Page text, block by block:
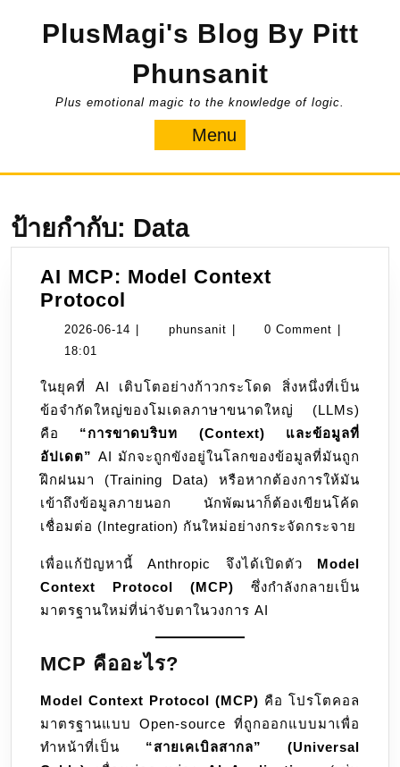
PlusMagi's Blog By Pitt
Phunsanit
Plus emotional magic to the knowledge of logic.
Menu
ป้ายกำกับ: Data
AI MCP: Model Context
Protocol
MCP:
Protocol
2026-06-14 2026- phunsanit phunsanit0 Comment
18:01
ในยุคที่ AI เติบโตอย่างก้าวกระโดด สิ่งหนึ่งที่เป็น
ข้อจำกัดใหญ่ของโมเดลภาษาขนาดใหญ่ (LLMs)
คือ “การขาดบริบท (Context) และข้อมูลที่
อัปเดต” AI มักจะถูกขังอยู่ในโลกของข้อมูลที่มันถูก
ฝึกฝนมา (Training Data) หรือหากต้องการให้มัน
เข้าถึงข้อมูลภายนอก นักพัฒนาก็ต้องเขียนโค้ด
เชื่อมต่อ (Integration) กันใหม่อย่างกระจัดกระจาย
เพื่อแก้ปัญหานี้ Anthropic จึงได้เปิดตัว Model
Context Protocol (MCP) ซึ่งกำลังกลายเป็น
มาตรฐานใหม่ที่น่าจับตาในวงการ AI
MCP คืออะไร?
Model Context Protocol (MCP) คือ โปรโตคอล
มาตรฐานแบบ Open-source ที่ถูกออกแบบมาเพื่อ
ทำหน้าที่เป็น “สายเคเบิลสากล” (Universal